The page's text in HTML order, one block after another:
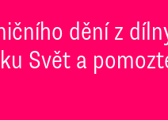
dění z
Svět a